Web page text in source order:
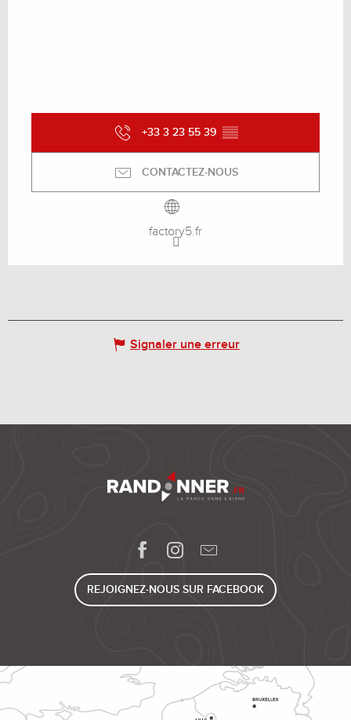
+33 3 23 55 39 ▒▒
CONTACTEZ-NOUS
factory5.fr
Signaler une erreur
REJOIGNEZ-NOUS SUR FACEBOOK